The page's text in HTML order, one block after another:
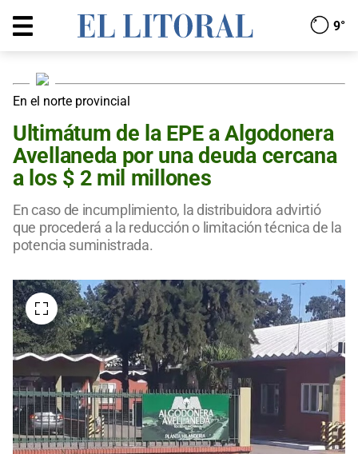
9°
En el norte provincial
Ultimátum de la EPE a Algodonera
Avellaneda por una deuda cercana
a los $ 2 mil millones
En caso de incumplimiento, la distribuidora advirtió
que procederá a la reducción o limitación técnica de la
potencia suministrada.